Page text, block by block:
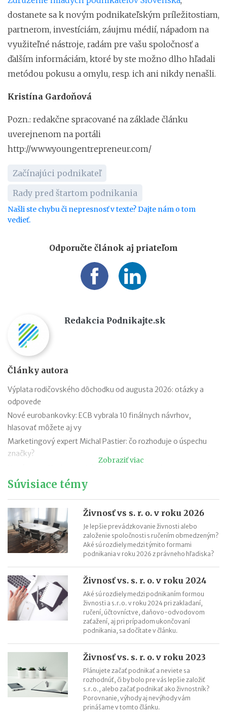
dostanete sa k novým podnikateľským príležitostiam,
partnerom, investíciám, záujmu médií, nápadom na
využiteľné nástroje, radám pre vašu spoločnosť a
ďalším informáciám, ktoré by ste možno dlho hľadali
metódou pokusu a omylu, resp. ich ani nikdy nenašli.
Kristína Gardoňová
Pozn.: redakčne spracované na základe článku
uverejnenom na portáli
http://www.youngentrepreneur.com/
Začínajúci podnikateľ
Rady pred štartom podnikania
Našli ste chybu či nepresnosť v texte? Dajte nám o tom
vedieť.
Odporučte článok aj priateľom
Redakcia Podnikajte.sk
Články autora
Výplata rodičovského dôchodku od augusta 2026: otázky a
odpovede
Nové eurobankovky: ECB vybrala 10 finálnych návrhov,
hlasovať môžete aj vy
Marketingový expert Michal Pastier: čo rozhoduje o úspechu
značky?
hodnotení pracovných miest
Kontroly odpočtu DPH pri autách na podnikanie
Kontroly influencerov a tvorcov digitálneho obsahu: finančná
správa sa zameria na ich príjmy
Zmeny v e-faktúre: štát ju opravuje ešte pred zavedením
VÚB mení podmienky firemných debetných a kreditných kariet
Kedy vznikajú absolventom škôl povinnosti voči Sociálnej
poisťovni?
Zobraziť viac
Súvisiace témy
Živnosť vs s. r. o. v roku 2026
Je lepšie prevádzkovanie živnosti alebo
založenie spoločnosti s ručením obmedzeným?
Aké sú rozdiely medzi týmito formami
podnikania v roku 2026 z právneho hľadiska?
Živnosť vs. s. r. o. v roku 2024
Aké sú rozdiely medzi podnikaním formou
živnosti a s.r.o. v roku 2024 pri zakladaní,
ručení, účtovníctve, daňovo-odvodovom
zaťažení, aj pri prípadom ukončovaní
podnikania, sa dočítate v článku.
Živnosť vs. s. r. o. v roku 2023
Plánujete začať podnikať a neviete sa
rozhodnúť, či by bolo pre vás lepšie založiť
s.r.o., alebo začať podnikať ako živnostník?
Porovnanie, výhody aj nevýhody vám
prinášame v tomto článku.